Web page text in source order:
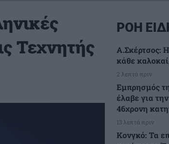
Τεχνητής
ΡΟΗ
A.Σκέρτσος:
κάθε
2 λεπτά πριν
Εμπρησμός
έλαβε για
46χρονη
13 λεπτά πριν
Κονγκό: Τα